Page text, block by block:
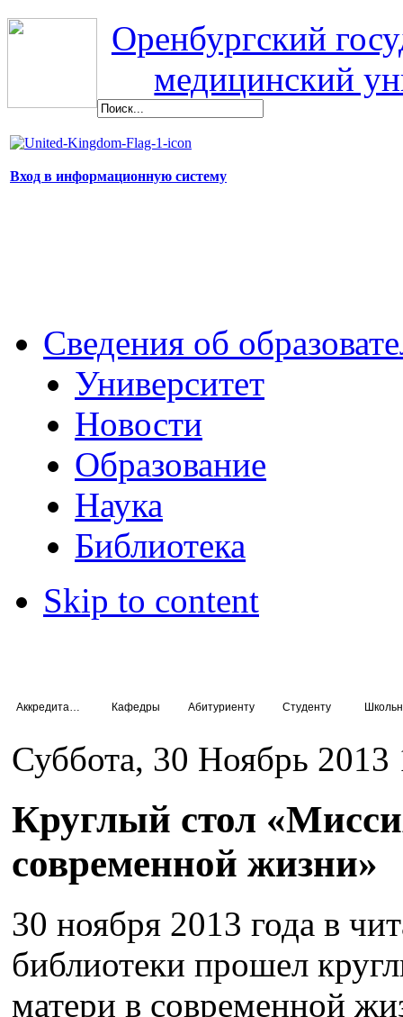
Оренбургский
медицинский
Вход в информационную систему
Сведения об
Университет
Новости
Образование
Наука
Библиотека
Skip to content
Кафедры Абитуриенту Студенту
Суббота, 30 Ноябрь 2013
Круглый стол
современной жизни»
30 ноября 2013 года в
библиотеки прошел
матери в современной